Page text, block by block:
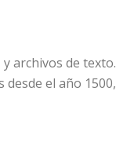
archivos de texto.
el año 1500,